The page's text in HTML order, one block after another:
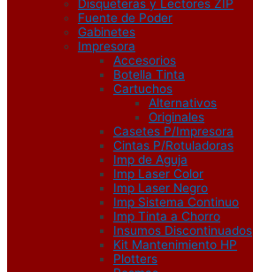
Disqueteras y Lectores ZIP
Fuente de Poder
Gabinetes
Impresora
Accesorios
Botella Tinta
Cartuchos
Alternativos
Originales
Casetes P/Impresora
Cintas P/Rotuladoras
Imp de Aguja
Imp Laser Color
Imp Laser Negro
Imp Sistema Continuo
Imp Tinta a Chorro
Insumos Discontinuados
Kit Mantenimiento HP
Plotters